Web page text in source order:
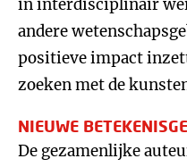
in interdisciplinair
andere
positieve impact
zoeken met de
NIEUWE
De gezamenlijke